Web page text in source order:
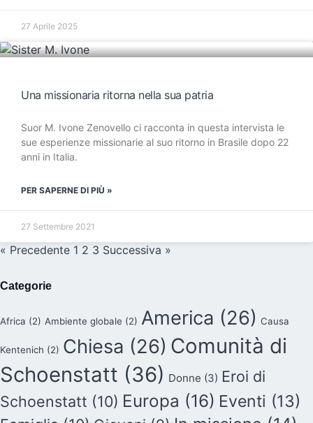
27 Aprile 2025
Una missionaria ritorna nella sua patria
Suor M. Ivone Zenovello ci racconta in questa intervista le
sue esperienze missionarie al suo ritorno in Brasile dopo 22
anni in Italia.
PER SAPERNE DI PIÙ »
27 Settembre 2021
« Precedente 1 2 3 Successiva »
Categorie
Africa (2) Ambiente globale (2) America (26) Causa
Kentenich (2) Chiesa (26) Comunità di
Schoenstatt (36) Donne (3) Eroi di
Schoenstatt (10) Europa (16) Eventi (13)